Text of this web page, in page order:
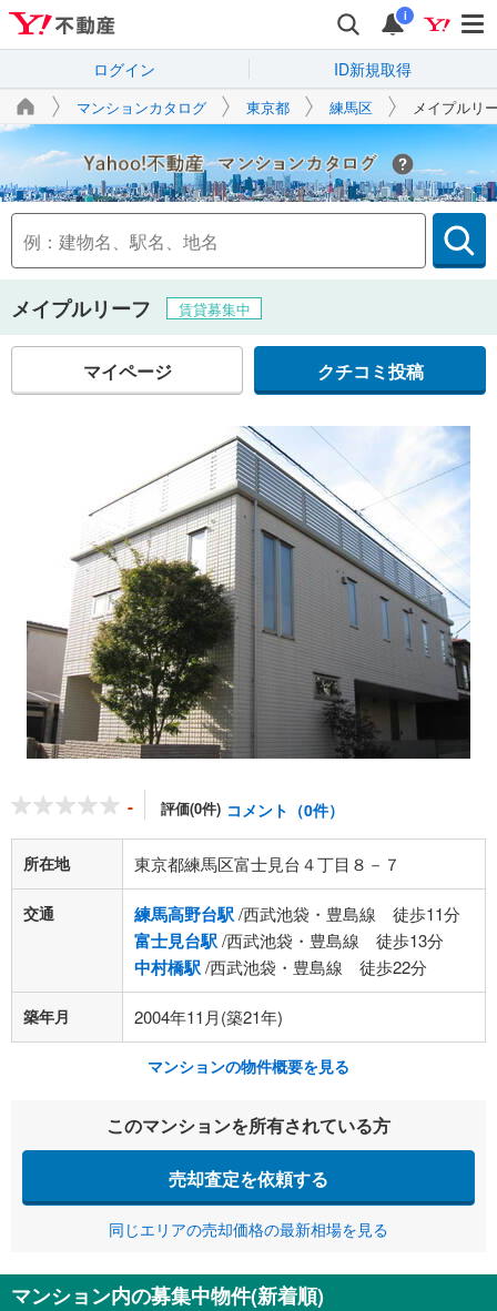
i
ログイン ID新規取得
マンションカタログ 東京都 練馬区 メイプルリ
Yahoo!不動産
メイプルリーフ 賃貸募集中
マイページ クチコミ投稿
- 評価(0件) コメント（0件）
所在地 東京都練馬区富士見台４丁目８－７
交通 練馬高野台駅/西武池袋・豊島線 徒歩11分
富士見台駅/西武池袋・豊島線 徒歩13分
中村橋駅/西武池袋・豊島線 徒歩22分
築年月 2004年11月(築21年)
マンションの物件概要を見る
このマンションを所有されている方
売却査定を依頼する
同じエリアの売却価格の最新相場を見る
マンション内の募集中物件(新着順)